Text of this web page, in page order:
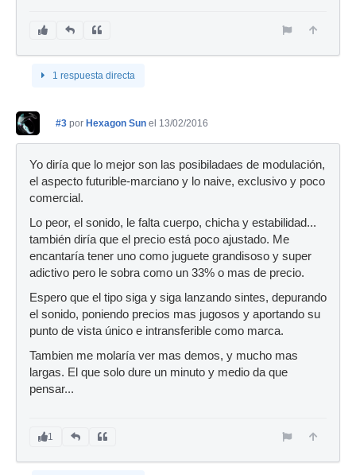
1 respuesta directa
#3 por Hexagon Sun el 13/02/2016
Yo diría que lo mejor son las posibiladaes de modulación,
el aspecto futurible-marciano y lo naive, exclusivo y poco
comercial.
Lo peor, el sonido, le falta cuerpo, chicha y estabilidad...
también diría que el precio está poco ajustado. Me
encantaría tener uno como juguete grandisoso y super
adictivo pero le sobra como un 33% o mas de precio.
Espero que el tipo siga y siga lanzando sintes, depurando
el sonido, poniendo precios mas jugosos y aportando su
punto de vista único e intransferible como marca.
Tambien me molaría ver mas demos, y mucho mas
largas. El que solo dure un minuto y medio da que
pensar...
1